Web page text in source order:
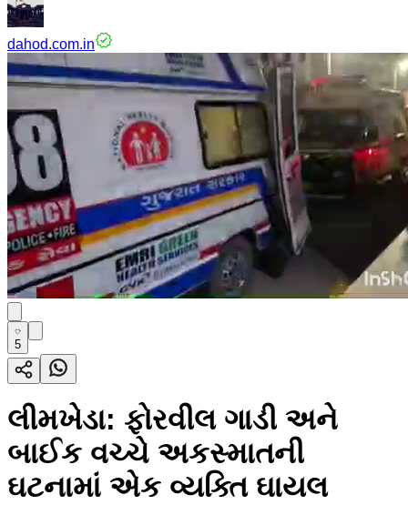
dahod.com.in
5
લીમખેડા: ફોરવીલ ગાડી અને
બાઈક વચ્ચે અકસ્માતની
ઘટનામાં એક વ્યક્તિ ઘાયલ